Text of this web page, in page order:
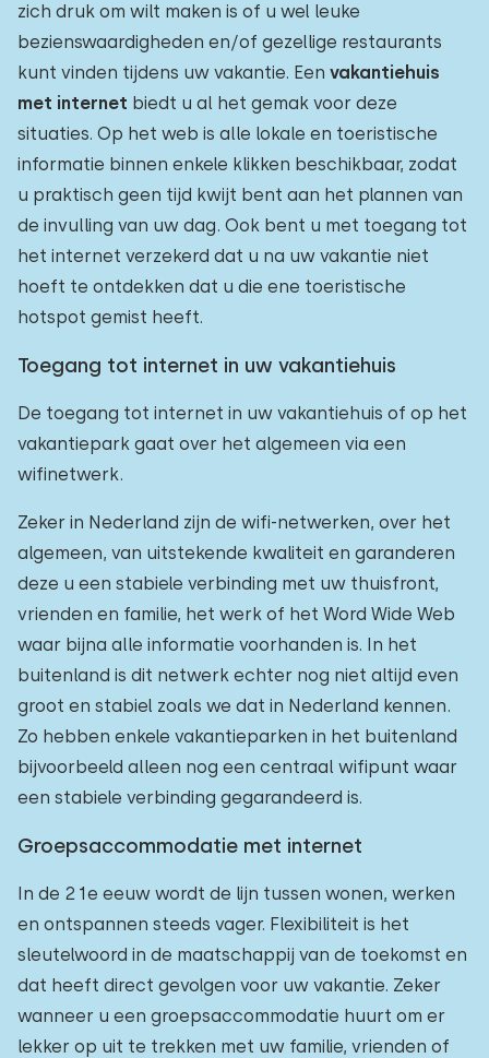
zich druk om wilt maken is of u wel leuke
bezienswaardigheden en/of gezellige restaurants
kunt vinden tijdens uw vakantie. Een vakantiehuis
met internet biedt u al het gemak voor deze
situaties. Op het web is alle lokale en toeristische
informatie binnen enkele klikken beschikbaar, zodat
u praktisch geen tijd kwijt bent aan het plannen van
de invulling van uw dag. Ook bent u met toegang tot
het internet verzekerd dat u na uw vakantie niet
hoeft te ontdekken dat u die ene toeristische
hotspot gemist heeft.
Toegang tot internet in uw vakantiehuis
De toegang tot internet in uw vakantiehuis of op het
vakantiepark gaat over het algemeen via een
wifinetwerk.
Zeker in Nederland zijn de wifi-netwerken, over het
algemeen, van uitstekende kwaliteit en garanderen
deze u een stabiele verbinding met uw thuisfront,
vrienden en familie, het werk of het Word Wide Web
waar bijna alle informatie voorhanden is. In het
buitenland is dit netwerk echter nog niet altijd even
groot en stabiel zoals we dat in Nederland kennen.
Zo hebben enkele vakantieparken in het buitenland
bijvoorbeeld alleen nog een centraal wifipunt waar
een stabiele verbinding gegarandeerd is.
Groepsaccommodatie met internet
In de 21e eeuw wordt de lijn tussen wonen, werken
en ontspannen steeds vager. Flexibiliteit is het
sleutelwoord in de maatschappij van de toekomst en
dat heeft direct gevolgen voor uw vakantie. Zeker
wanneer u een groepsaccommodatie huurt om er
lekker op uit te trekken met uw familie, vrienden of